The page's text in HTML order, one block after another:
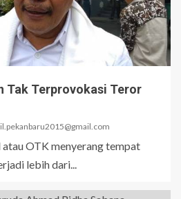
Tak Terprovokasi Teror
OTK menyerang tempat
lebih dari...